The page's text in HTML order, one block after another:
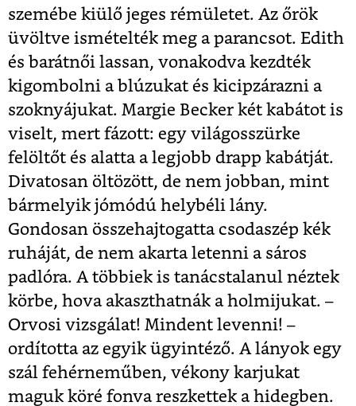
szemébe kiülő jeges rémületet. Az őrök
üvöltve ismételték meg a parancsot. Edith
és barátnői lassan, vonakodva kezdték
kigombolni a blúzukat és kicipzárazni a
szoknyájukat. Margie Becker két kabátot is
viselt, mert fázott: egy világosszürke
felöltőt és alatta a legjobb drapp kabátját.
Divatosan öltözött, de nem jobban, mint
bármelyik jómódú helybéli lány.
Gondosan összehajtogatta csodaszép kék
ruháját, de nem akarta letenni a sáros
padlóra. A többiek is tanácstalanul néztek
körbe, hova akaszthatnák a holmijukat. –
Orvosi vizsgálat! Mindent levenni! –
ordította az egyik ügyintéző. A lányok egy
szál fehérneműben, vékony karjukat
maguk köré fonva reszkettek a hidegben.